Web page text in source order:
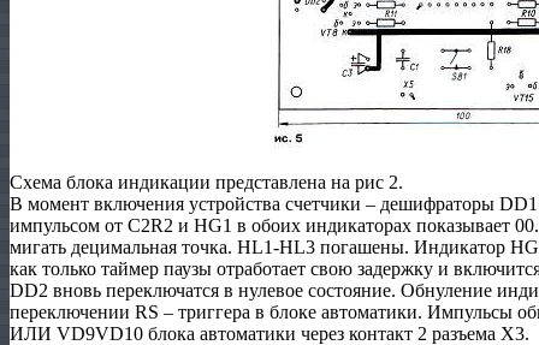
Схема блока индикации представлена на рис 2.
В момент включения устройства счетчики – дешифраторы
импульсом от С2R2 и HG1 в обоих индикаторах показывает
мигать децимальная точка. HL1-HL3 погашены. Индикатор
как только таймер паузы отработает свою задержку и
DD2 вновь переключатся в нулевое состояние. Обнуление
переключении RS – триггера в блоке автоматики. Импульсы
ИЛИ VD9VD10 блока автоматики через контакт 2 разъема Х3.